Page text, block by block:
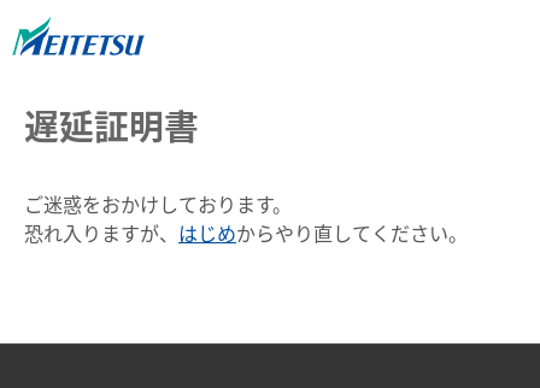
遅延証明書
ご迷惑をおかけしております。
恐れ入りますが、 はじめからやり直してください。